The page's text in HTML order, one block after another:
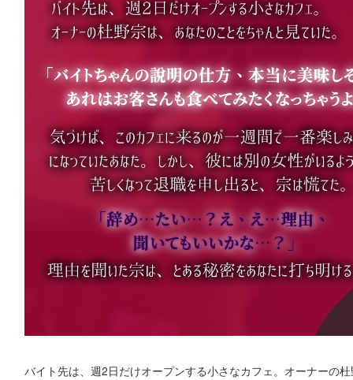
バイト先は、週2日だけオープンする小さなカフェ。オーナーの